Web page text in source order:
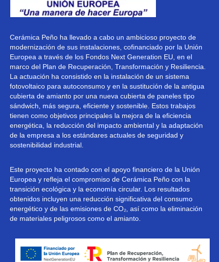
Cerámica Peño ha llevado a cabo un ambicioso proyecto de
modernización de sus instalaciones, cofinanciado por la Unión
Europea a través de los Fondos Next Generation EU, en el
marco del Plan de Recuperación, Transformación y Resiliencia.
La actuación ha consistido en la instalación de un sistema
fotovoltaico para autoconsumo y en la sustitución de la antigua
cubierta de amianto por una nueva cubierta de paneles tipo
sándwich, más segura, eficiente y sostenible. Estos trabajos
tienen como objetivos principales la mejora de la eficiencia
energética, la reducción del impacto ambiental y la adaptación
de la empresa a los estándares actuales de seguridad y
sostenibilidad industrial.
Este proyecto ha contado con el apoyo financiero de la Unión
Europea y refleja el compromiso de Cerámica Peño con la
transición ecológica y la economía circular. Los resultados
obtenidos incluyen una reducción significativa del consumo
energético y de las emisiones de CO₂, así como la eliminación
de materiales peligrosos como el amianto.